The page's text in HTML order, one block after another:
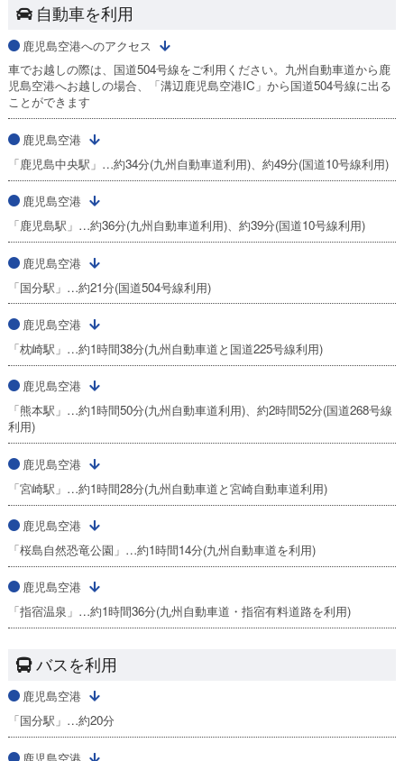
自動車を利用
鹿児島空港へのアクセス
車でお越しの際は、国道504号線をご利用ください。九州自動車道から鹿
児島空港へお越しの場合、「溝辺鹿児島空港IC」から国道504号線に出る
ことができます
鹿児島空港
「鹿児島中央駅」…約34分(九州自動車道利用)、約49分(国道10号線利用)
鹿児島空港
「鹿児島駅」…約36分(九州自動車道利用)、約39分(国道10号線利用)
鹿児島空港
「国分駅」…約21分(国道504号線利用)
鹿児島空港
「枕崎駅」…約1時間38分(九州自動車道と国道225号線利用)
鹿児島空港
「熊本駅」…約1時間50分(九州自動車道利用)、約2時間52分(国道268号線
利用)
鹿児島空港
「宮崎駅」…約1時間28分(九州自動車道と宮崎自動車道利用)
鹿児島空港
「桜島自然恐竜公園」…約1時間14分(九州自動車道を利用)
鹿児島空港
「指宿温泉」…約1時間36分(九州自動車道・指宿有料道路を利用)
バスを利用
鹿児島空港
「国分駅」…約20分